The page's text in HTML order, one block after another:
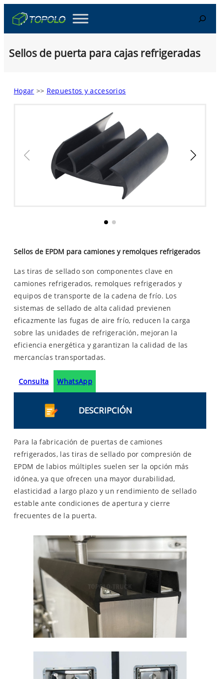
content
Search
Sellos de puerta para cajas refrigeradas
Hogar >> Repuestos y accesorios
Sellos de EPDM para camiones y remolques refrigerados
Las tiras de sellado son componentes clave en
camiones refrigerados, remolques refrigerados y
equipos de transporte de la cadena de frío. Los
sistemas de sellado de alta calidad previenen
eficazmente las fugas de aire frío, reducen la carga
sobre las unidades de refrigeración, mejoran la
eficiencia energética y garantizan la calidad de las
mercancías transportadas.
Consulta WhatsApp
DESCRIPCIÓN
Para la fabricación de puertas de camiones
refrigerados, las tiras de sellado por compresión de
EPDM de labios múltiples suelen ser la opción más
idónea, ya que ofrecen una mayor durabilidad,
elasticidad a largo plazo y un rendimiento de sellado
estable ante condiciones de apertura y cierre
frecuentes de la puerta.